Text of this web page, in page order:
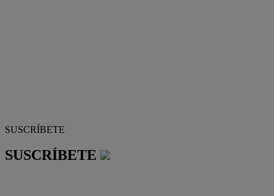
SUSCRÍBETE
SUSCRÍBETE